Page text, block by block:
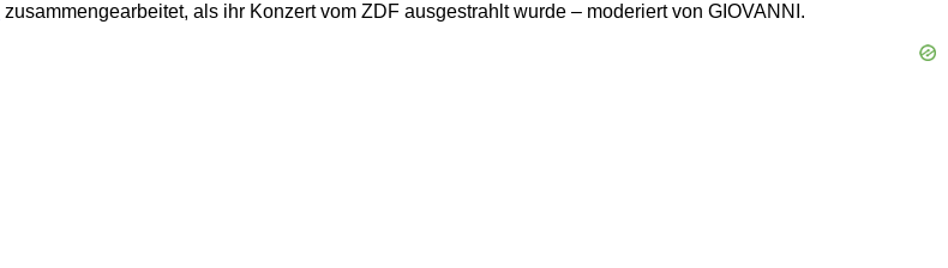
zusammengearbeitet, als ihr Konzert vom ZDF ausgestrahlt wurde – moderiert von GIOVANNI.